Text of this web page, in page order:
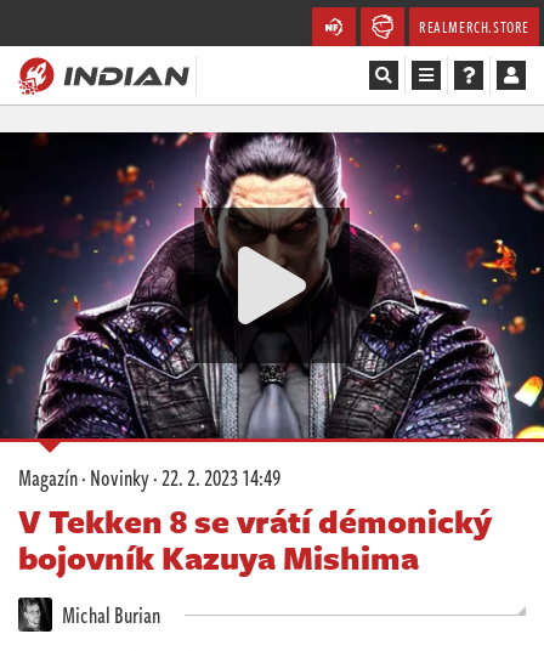
REALMERCH.STORE
Magazín
Recenze
Videa
Soutěže
Databáze
Komunita
Redakce
Živě
Magazín·Novinky·22. 2. 2023 14:49
V Tekken 8 se vrátí démonický
bojovník Kazuya Mishima
Michal Burian